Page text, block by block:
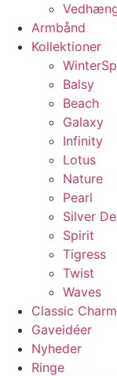
Armbånd
Kollektioner
Balsy
Beach
Galaxy
Infinity
Lotus
Nature
Pearl
Silver
Spirit
Tigress
Twist
Waves
Classic
Gaveidéer
Nyheder
Ringe